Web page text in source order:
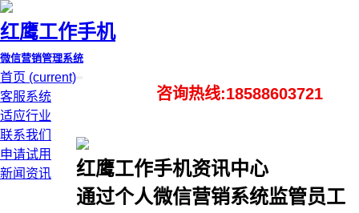
红鹰工作手机
微信营销管理系统
首页 (current)
客服系统
适应行业
联系我们
申请试用
新闻资讯
咨询热线:18588603721
红鹰工作手机资讯中心
通过个人微信营销系统监管员工